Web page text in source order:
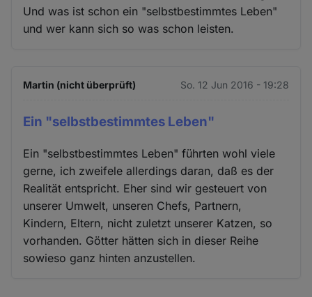
Und was ist schon ein "selbstbestimmtes Leben"
und wer kann sich so was schon leisten.
Martin (nicht überprüft) So. 12 Jun 2016 - 19:28
Ein "selbstbestimmtes Leben"
Ein "selbstbestimmtes Leben" führten wohl viele
gerne, ich zweifele allerdings daran, daß es der
Realität entspricht. Eher sind wir gesteuert von
unserer Umwelt, unseren Chefs, Partnern,
Kindern, Eltern, nicht zuletzt unserer Katzen, so
vorhanden. Götter hätten sich in dieser Reihe
sowieso ganz hinten anzustellen.